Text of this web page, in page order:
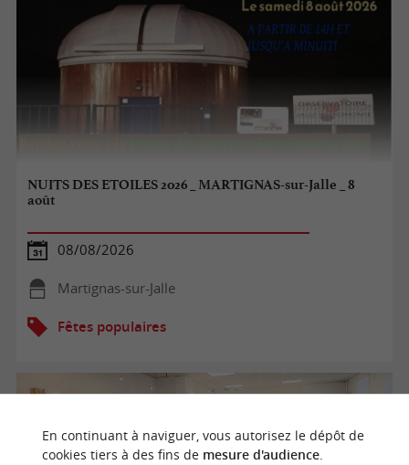
NUITS DES ETOILES 2026 _ MARTIGNAS-sur-Jalle _ 8
août
08/08/2026
Martignas-sur-Jalle
Fêtes populaires
En continuant à naviguer, vous autorisez le dépôt de
cookies tiers à des fins de mesure d'audience.